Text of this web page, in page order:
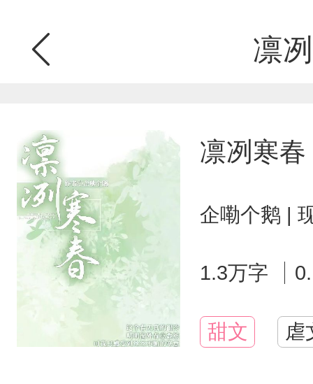
凛
凛冽寒春
企嘞个鹅 |
1.3万字
甜文 虐